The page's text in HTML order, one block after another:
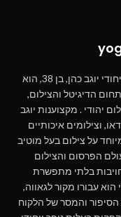
יוגב כהן – מומחה לפרסום דיגיטלי וצילום ייחודי יוגב כהן, בן 38, הוא
שנות ניסיון בתחום הדיגיטל והצילום,
יהודי . מקצוענות יוגב
וצילומים איכותיים
על צילום בעל מוטיב
הפרסום והצילום
בלתי מתפשרת
הוא עבורו מקור לגאווה,
הסיפור והמסר של הלקוח